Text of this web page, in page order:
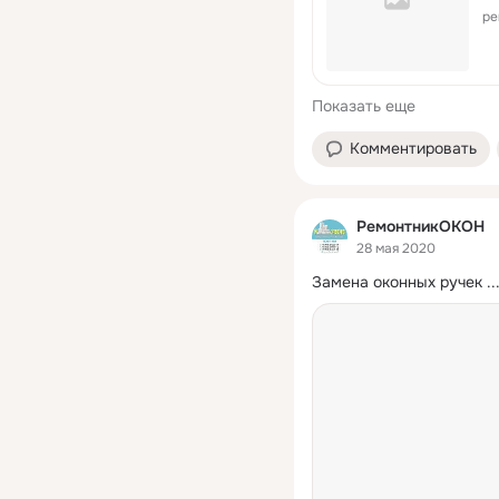
Показать еще
Комментировать
РемонтникОКОН
28 мая 2020
Замена оконных ручек ...